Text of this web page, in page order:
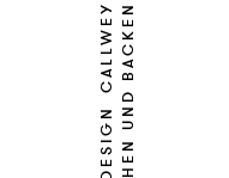
CALLWEYKOCHEN UND BACKEN